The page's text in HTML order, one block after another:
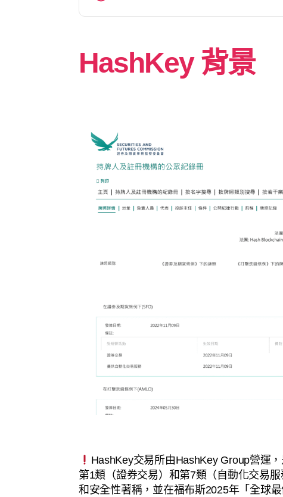
HashKey 背景
HashKey交易所由HashKey Group營運，
第1類（證券交易）和第7類（自動化交易服
和安全性著稱，並在福布斯2025年「全球